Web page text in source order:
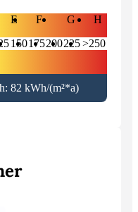
E F G
H
150175200225>250
82 kWh/(m²*a)